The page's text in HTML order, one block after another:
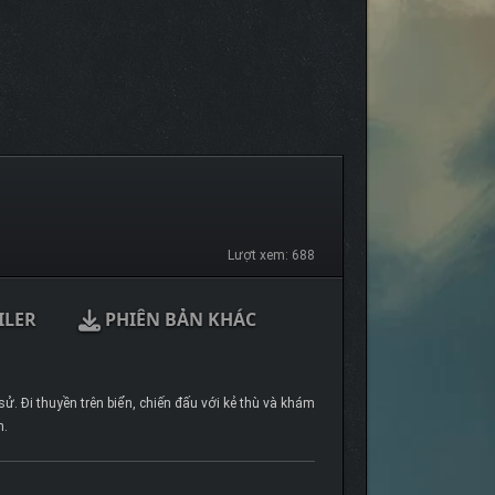
Lượt xem: 688
PHIÊN BẢN KHÁC
Đi thuyền trên biển, chiến đấu với kẻ thù và khám